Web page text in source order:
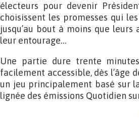
électeurs pour devenir
choisissent les promesses qui
jusqu’au bout à moins que
leur entourage…
Une partie dure trente
facilement accessible, dès l’âge
un jeu principalement basé sur
lignée des émissions Quotidien